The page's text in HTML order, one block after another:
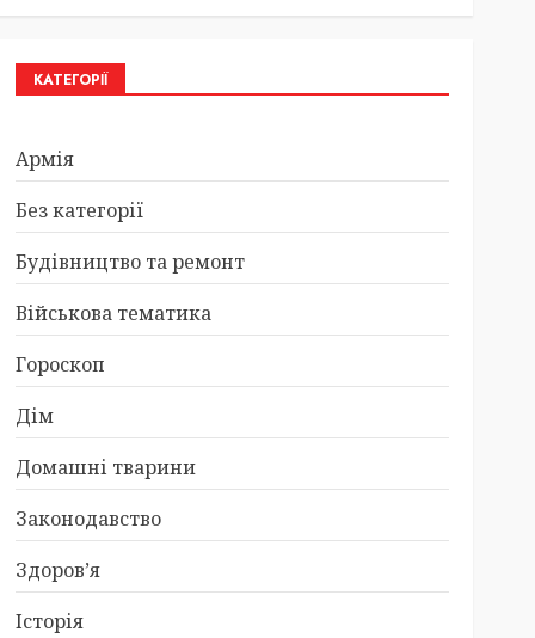
КАТЕГОРІЇ
Армія
Без категорії
Будівництво та ремонт
Військова тематика
Гороскоп
Дім
Домашні тварини
Законодавство
Здоров’я
Історія